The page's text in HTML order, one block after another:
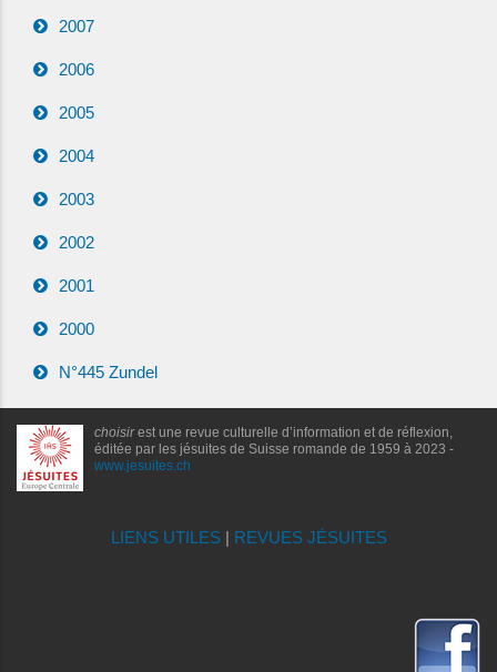
2007
2006
2005
2004
2003
2002
2001
2000
N°445 Zundel
choisirest une revue culturelle d’information et de réflexion,
éditée par les jésuites de Suisse romande de 1959 à 2023 -
www.jesuites.ch
LIENS UTILES| REVUES JÉSUITES